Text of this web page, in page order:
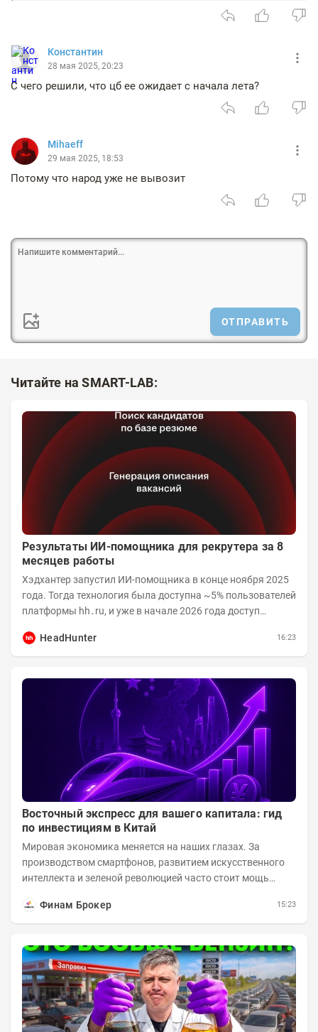
Константин
28 мая 2025, 20:23
С чего решили, что цб ее ожидает с начала лета?
Mihaeff
29 мая 2025, 18:53
Потому что народ уже не вывозит
ОТПРАВИТЬ
Читайте на SMART-LAB:
Результаты ИИ-помощника для рекрутера за 8
месяцев работы
Хэдхантер запустил ИИ-помощника в конце ноября 2025
года. Тогда технология была доступна ~5% пользователей
платформы hh․ru, и уже в начале 2026 года доступ
HeadHunter
16:23
Восточный экспресс для вашего капитала: гид
по инвестициям в Китай
Мировая экономика меняется на наших глазах. За
производством смартфонов, развитием искусственного
интеллекта и зеленой революцией часто стоит мощь
Финам Брокер
15:23